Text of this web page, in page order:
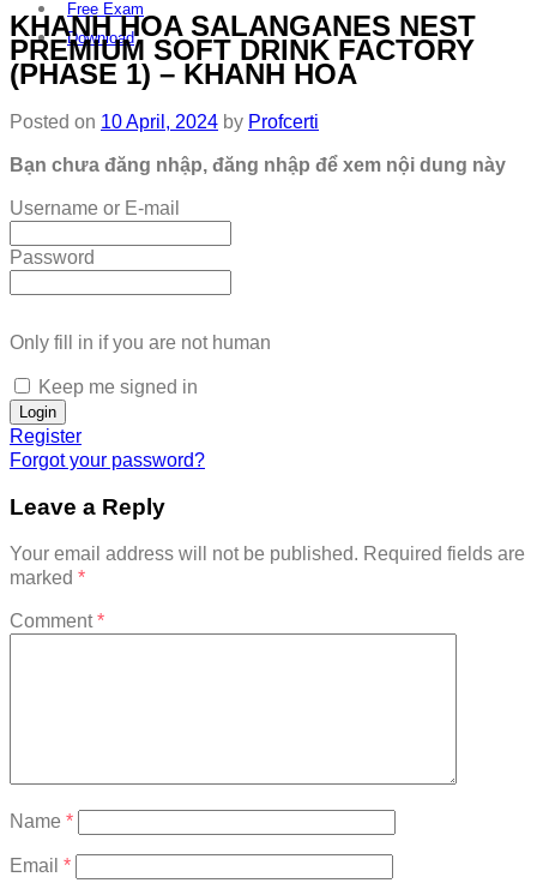
Free Exam
Download
KHANH HOA SALANGANES NEST
PREMIUM SOFT DRINK FACTORY
(PHASE 1) – KHANH HOA
Posted on 10 April, 2024 by Profcerti
Bạn chưa đăng nhập, đăng nhập để xem nội dung này
Username or E-mail
Password
Only fill in if you are not human
Keep me signed in
Register
Forgot your password?
Leave a Reply
Your email address will not be published. Required fields are
marked *
Comment*
Name *
Email *